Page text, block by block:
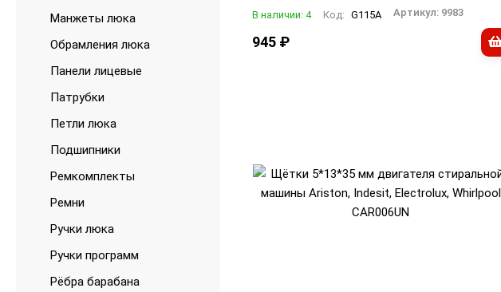
В наличии: 4 Код: G115A Артикул: 9983
945 ₽
Манжеты люка
Обрамления люка
Панели лицевые
Патрубки
Петли люка
Подшипники
Ремкомплекты
Ремни
Ручки люка
Ручки программ
Рёбра барабана